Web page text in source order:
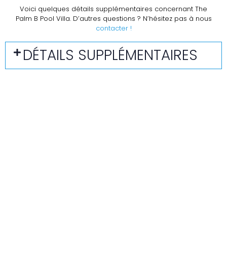
Voici quelques détails supplémentaires concernant The
Palm B Pool Villa. D’autres questions ? N’hésitez pas à nous
contacter !
DÉTAILS SUPPLÉMENTAIRES